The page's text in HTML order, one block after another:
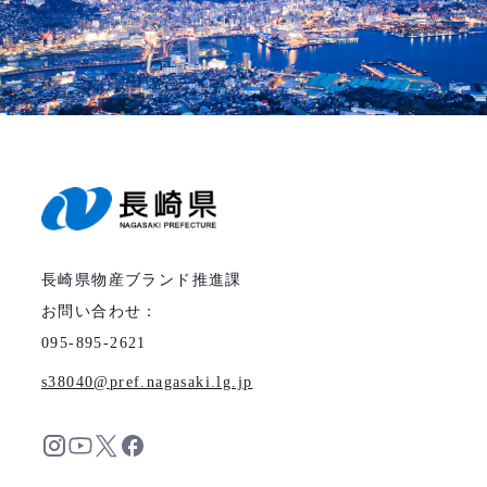
長崎県物産ブランド推進課
お問い合わせ：
095-895-2621
s38040 pref.nagasaki.lg.jp